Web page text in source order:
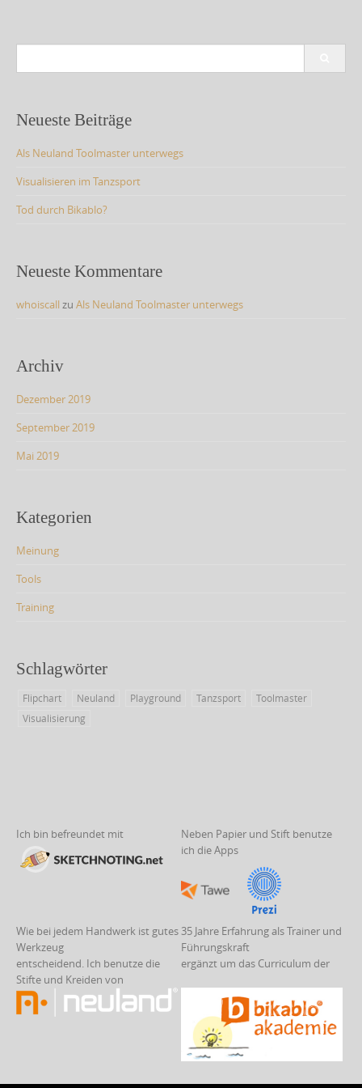
c
f
r
Neueste Beiträge
Als Neuland Toolmaster unterwegs
Visualisieren im Tanzsport
Tod durch Bikablo?
Neueste Kommentare
whoiscall zu Als Neuland Toolmaster unterwegs
Archiv
Dezember 2019
September 2019
Mai 2019
Kategorien
Meinung
Tools
Training
Schlagwörter
Flipchart Neuland Playground Tanzsport
Toolmaster
Visualisierung
Ich bin befreundet mit
Neben Papier und Stift benutze
ich die Apps
Wie bei jedem Handwerk ist gutes
Werkzeug
entscheidend. Ich benutze die
Stifte und Kreiden von
35 Jahre Erfahrung als Trainer und
Führungskraft
ergänzt um das Curriculum der